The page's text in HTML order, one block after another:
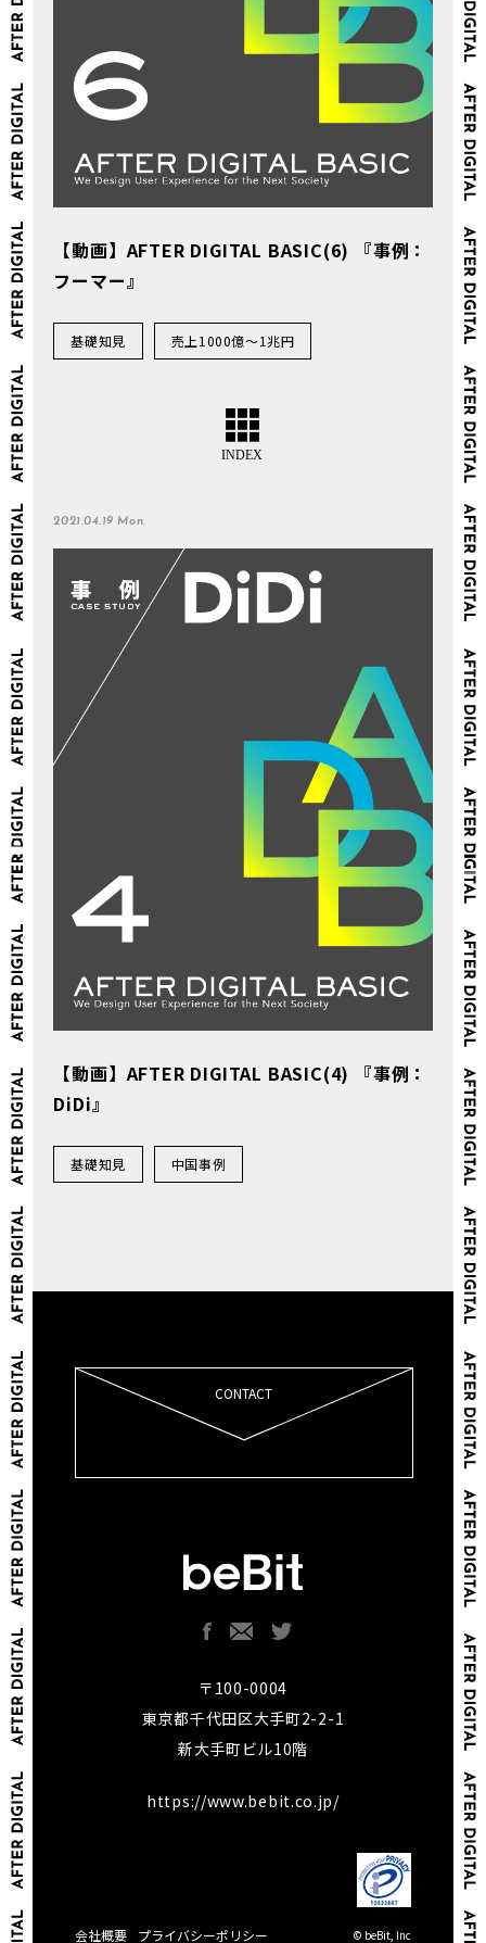
【動画】AFTER DIGITAL BASIC(6) 『事例：
フーマー』
基礎知見 売上1000億～1兆円
2021.04.19 Mon.
【動画】AFTER DIGITAL BASIC(4) 『事例：
DiDi』
基礎知見 中国事例
CONTACT
〒100-0004
東京都千代田区大手町2-2-1
新大手町ビル10階
https://www.bebit.co.jp/
会社概要 プライバシーポリシー © beBit, Inc